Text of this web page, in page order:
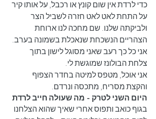
כדי לרדת אין שום קונץ או רכבל, על אותו קיר
על התחת לאט לאט חזרה לשביל הצר
ולביקתה שלנו. שם מחכה לנו ארוחת
הצהריים הנשכחת שנאכלת בשמונה בערב.
אני כל כך רעב שאני מסוגל לישון בתוך
צלחת הבולונז שמוגשת לי.
אני אוכל, מטפס למיטה בחדר הצפוף
והקצת מסריח, מתכסה ונרדם.
היום השני לטרק - מה שעולה חייב לרדת
בגוף כואב ותפוס אחרי שאיך שהוא הצלחנו